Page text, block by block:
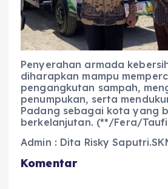
Penyerahan armada
diharapkan mampu
pengangkutan sampah,
penumpukan, serta
Padang sebagai kota yang
berkelanjutan. (**/Fera/
Admin : Dita Risky
Komentar